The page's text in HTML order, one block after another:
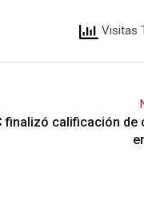
Visitas
finalizó calificación de